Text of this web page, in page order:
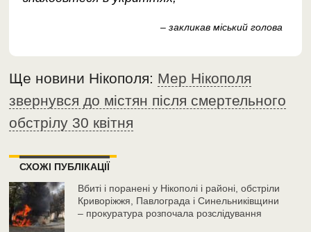
– закликав міський голова
Ще новини Нікополя: Мер Нікополя
звернувся до містян після смертельного
обстрілу 30 квітня
СХОЖІ ПУБЛІКАЦІЇ
Вбиті і поранені у Нікополі і районі, обстріли
Криворіжжя, Павлограда і Синельниківщини
– прокуратура розпочала розслідування